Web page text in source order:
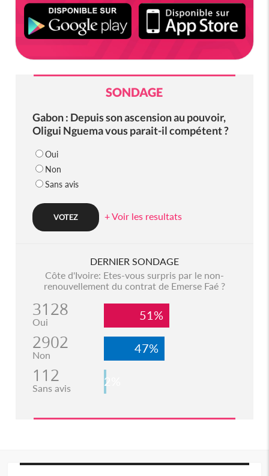
SONDAGE
Gabon : Depuis son ascension au pouvoir,
Oligui Nguema vous parait-il compétent ?
Oui
Non
Sans avis
+ Voir les resultats
DERNIER SONDAGE
Côte d'Ivoire: Etes-vous surpris par le non-
renouvellement du contrat de Emerse Faé ?
3128
Oui 51%
2902
Non 47%
112
Sans avis 2%